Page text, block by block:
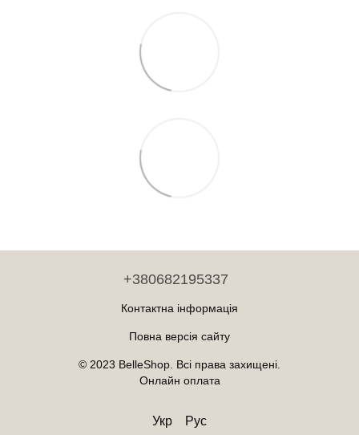
+380682195337
Контактна інформація
Повна версія сайту
© 2023 BelleShop. Всі права захищені.
Онлайн оплата
Укр Рус